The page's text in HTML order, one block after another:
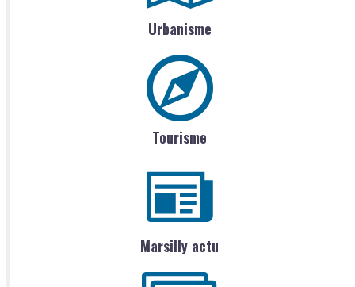
Urbanisme
Tourisme
Marsilly actu